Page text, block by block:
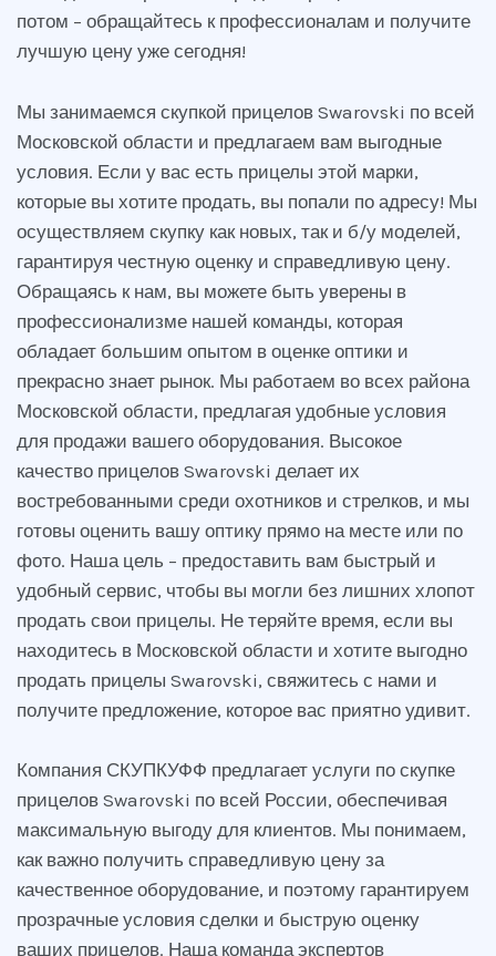
потом – обращайтесь к профессионалам и получите
лучшую цену уже сегодня!
Мы занимаемся скупкой прицелов Swarovski по всей
Московской области и предлагаем вам выгодные
условия. Если у вас есть прицелы этой марки,
которые вы хотите продать, вы попали по адресу! Мы
осуществляем скупку как новых, так и б/у моделей,
гарантируя честную оценку и справедливую цену.
Обращаясь к нам, вы можете быть уверены в
профессионализме нашей команды, которая
обладает большим опытом в оценке оптики и
прекрасно знает рынок. Мы работаем во всех района
Московской области, предлагая удобные условия
для продажи вашего оборудования. Высокое
качество прицелов Swarovski делает их
востребованными среди охотников и стрелков, и мы
готовы оценить вашу оптику прямо на месте или по
фото. Наша цель – предоставить вам быстрый и
удобный сервис, чтобы вы могли без лишних хлопот
продать свои прицелы. Не теряйте время, если вы
находитесь в Московской области и хотите выгодно
продать прицелы Swarovski, свяжитесь с нами и
получите предложение, которое вас приятно удивит.
Компания СКУПКУФФ предлагает услуги по скупке
прицелов Swarovski по всей России, обеспечивая
максимальную выгоду для клиентов. Мы понимаем,
как важно получить справедливую цену за
качественное оборудование, и поэтому гарантируем
прозрачные условия сделки и быструю оценку
ваших прицелов. Наша команда экспертов